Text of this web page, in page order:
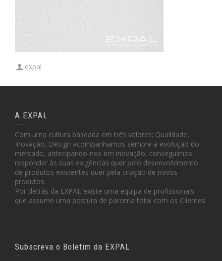
expal
A EXPAL
Com uma cultura baseada em três valores; Qualidade,
Inovação, Design acompanhamos sempre a evolução do
mercado, antecipando-nos em inovação, conseguimos
responder às suas exigências quer pelo desenvolvimento
de produtos existentes quer pela criação de novos
produtos.
Por detrás da EXPAL existe uma equipa de profissionais
que assume uma postura de parceria total com os Clientes.
Subscreva o Boletim da EXPAL